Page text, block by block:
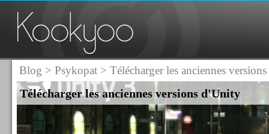
Blog > Psykopat> Télécharger les anciennes
Télécharger les anciennes versions d'Unity